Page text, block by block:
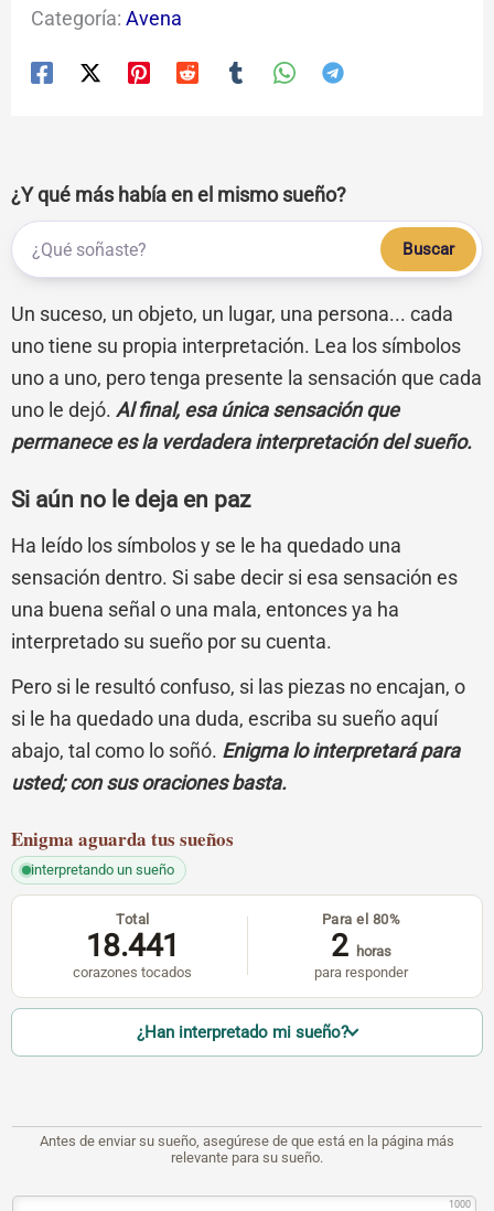
Categoría: Avena
¿Y qué más había en el mismo sueño?
Buscar
Un suceso, un objeto, un lugar, una persona... cada
uno tiene su propia interpretación. Lea los símbolos
uno a uno, pero tenga presente la sensación que cada
uno le dejó. Al final, esa única sensación que
permanece es la verdadera interpretación del sueño.
Si aún no le deja en paz
Ha leído los símbolos y se le ha quedado una
sensación dentro. Si sabe decir si esa sensación es
una buena señal o una mala, entonces ya ha
interpretado su sueño por su cuenta.
Pero si le resultó confuso, si las piezas no encajan, o
si le ha quedado una duda, escriba su sueño aquí
abajo, tal como lo soñó. Enigma lo interpretará para
usted; con sus oraciones basta.
Enigma aguarda tus sueños
interpretando un sueño
Total
18.441
corazones tocados
Para el 80%
2 horas
para responder
¿Han interpretado mi sueño?
Antes de enviar su sueño, asegúrese de que está en la página más
relevante para su sueño.
1000